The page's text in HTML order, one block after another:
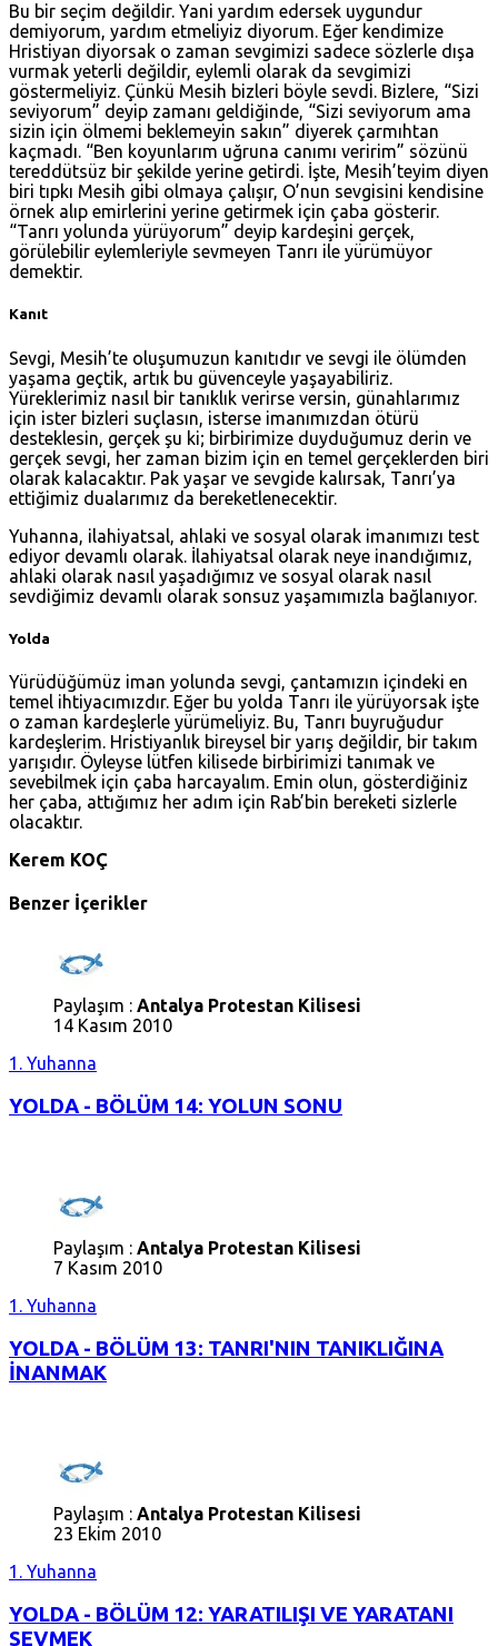
Bu bir seçim değildir. Yani yardım edersek uygundur
demiyorum, yardım etmeliyiz diyorum. Eğer kendimize
Hristiyan diyorsak o zaman sevgimizi sadece sözlerle dışa
vurmak yeterli değildir, eylemli olarak da sevgimizi
göstermeliyiz. Çünkü Mesih bizleri böyle sevdi. Bizlere, “Sizi
seviyorum” deyip zamanı geldiğinde, “Sizi seviyorum ama
sizin için ölmemi beklemeyin sakın” diyerek çarmıhtan
kaçmadı. “Ben koyunlarım uğruna canımı veririm” sözünü
tereddütsüz bir şekilde yerine getirdi. İşte, Mesih’teyim diyen
biri tıpkı Mesih gibi olmaya çalışır, O’nun sevgisini kendisine
örnek alıp emirlerini yerine getirmek için çaba gösterir.
“Tanrı yolunda yürüyorum” deyip kardeşini gerçek,
görülebilir eylemleriyle sevmeyen Tanrı ile yürümüyor
demektir.
Kanıt
Sevgi, Mesih’te oluşumuzun kanıtıdır ve sevgi ile ölümden
yaşama geçtik, artık bu güvenceyle yaşayabiliriz.
Yüreklerimiz nasıl bir tanıklık verirse versin, günahlarımız
için ister bizleri suçlasın, isterse imanımızdan ötürü
desteklesin, gerçek şu ki; birbirimize duyduğumuz derin ve
gerçek sevgi, her zaman bizim için en temel gerçeklerden biri
olarak kalacaktır. Pak yaşar ve sevgide kalırsak, Tanrı’ya
ettiğimiz dualarımız da bereketlenecektir.
Yuhanna, ilahiyatsal, ahlaki ve sosyal olarak imanımızı test
ediyor devamlı olarak. İlahiyatsal olarak neye inandığımız,
ahlaki olarak nasıl yaşadığımız ve sosyal olarak nasıl
sevdiğimiz devamlı olarak sonsuz yaşamımızla bağlanıyor.
Yolda
Yürüdüğümüz iman yolunda sevgi, çantamızın içindeki en
temel ihtiyacımızdır. Eğer bu yolda Tanrı ile yürüyorsak işte
o zaman kardeşlerle yürümeliyiz. Bu, Tanrı buyruğudur
kardeşlerim. Hristiyanlık bireysel bir yarış değildir, bir takım
yarışıdır. Öyleyse lütfen kilisede birbirimizi tanımak ve
sevebilmek için çaba harcayalım. Emin olun, gösterdiğiniz
her çaba, attığımız her adım için Rab’bin bereketi sizlerle
olacaktır.
Kerem KOÇ
Benzer İçerikler
Paylaşım : Antalya Protestan Kilisesi
14 Kasım 2010
1. Yuhanna
YOLDA - BÖLÜM 14: YOLUN SONU
Paylaşım : Antalya Protestan Kilisesi
7 Kasım 2010
1. Yuhanna
YOLDA - BÖLÜM 13: TANRI'NIN TANIKLIĞINA
İNANMAK
Paylaşım : Antalya Protestan Kilisesi
23 Ekim 2010
1. Yuhanna
YOLDA - BÖLÜM 12: YARATILIŞI VE YARATANI
SEVMEK